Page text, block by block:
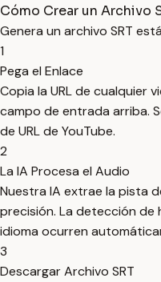
Cómo Crear un Archivo
Genera un archivo SRT
1
Pega el Enlace
Copia la URL de cualquier
campo de entrada arriba.
de URL de YouTube.
2
La IA Procesa el Audio
Nuestra IA extrae la pista
precisión. La detección de
idioma ocurren
3
Descargar Archivo SRT